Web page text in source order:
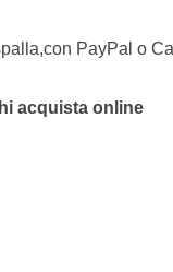
PayPal o
acquista online